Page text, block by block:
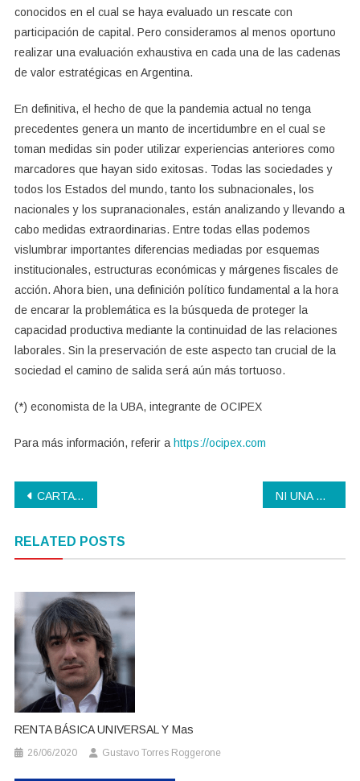
conocidos en el cual se haya evaluado un rescate con
participación de capital. Pero consideramos al menos oportuno
realizar una evaluación exhaustiva en cada una de las cadenas
de valor estratégicas en Argentina.
En definitiva, el hecho de que la pandemia actual no tenga
precedentes genera un manto de incertidumbre en el cual se
toman medidas sin poder utilizar experiencias anteriores como
marcadores que hayan sido exitosas. Todas las sociedades y
todos los Estados del mundo, tanto los subnacionales, los
nacionales y los supranacionales, están analizando y llevando a
cabo medidas extraordinarias. Entre todas ellas podemos
vislumbrar importantes diferencias mediadas por esquemas
institucionales, estructuras económicas y márgenes fiscales de
acción. Ahora bien, una definición político fundamental a la hora
de encarar la problemática es la búsqueda de proteger la
capacidad productiva mediante la continuidad de las relaciones
laborales. Sin la preservación de este aspecto tan crucial de la
sociedad el camino de salida será aún más tortuoso.
(*) economista de la UBA, integrante de OCIPEX
Para más información, referir a https://ocipex.com
Navegación
entradas
CARTA DEL DIRECTOR NI UNA MENOS
RELATED POSTS
RENTA BÁSICA UNIVERSAL Y Mas
26/06/2020 Gustavo Torres Roggerone